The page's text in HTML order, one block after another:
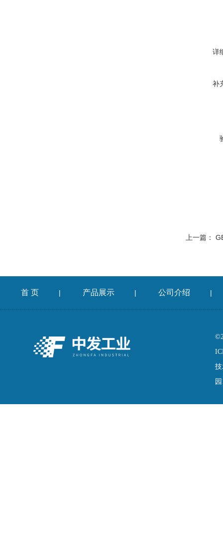
详
补
上一篇：
首 页 | 产品展示 | 公司介绍 |